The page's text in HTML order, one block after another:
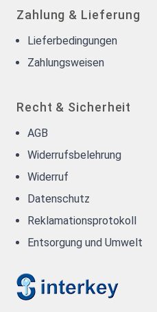
Zahlung & Lieferung
Lieferbedingungen
Zahlungsweisen
Recht & Sicherheit
AGB
Widerrufsbelehrung
Widerruf
Datenschutz
Reklamationsprotokoll
Entsorgung und Umwelt